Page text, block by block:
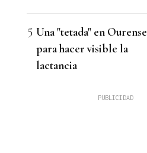
Una "tetada" en Ourense
para hacer visible la
lactancia